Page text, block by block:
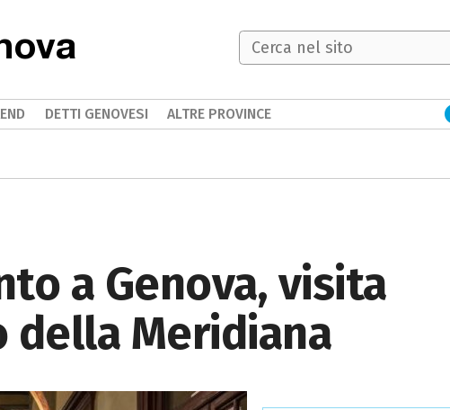
a Genova, visita
della Meridiana
DETTI GENOVESI ALTRE PROVINCE